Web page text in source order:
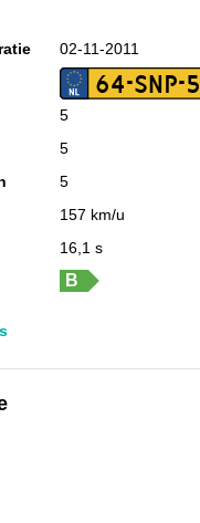
02-11-2011
64-SNP-5
5
5
5
157 km/u
16,1 s